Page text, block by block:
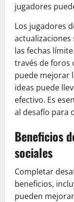
jugadores
Los jugadores
las fechas
través de foros
puede mejorar
ideas puede
efectivo. Es
al desafío para
Beneficios
sociales
Completar
beneficios,
pueden